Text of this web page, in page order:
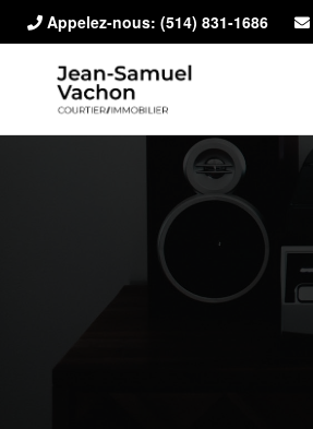
Appelez-nous: (514) 831-1686